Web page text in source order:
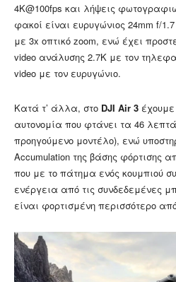
4K@100fps και λήψεις
φακοί είναι ευρυγώνιος 24mm f/
με 3x οπτικό zoom, ενώ έχει
video ανάλυσης 2.7K με τον
video με τον ευρυγώνιο.
Κατά τ’ άλλα, στο DJI Air 3
αυτονομία που φτάνει τα 46
προηγούμενο μοντέλο), ενώ
Accumulation της βάσης φόρτισης
που με το πάτημα ενός κουμπιού
ενέργεια από τις συνδεδεμένες
είναι φορτισμένη περισσότερο